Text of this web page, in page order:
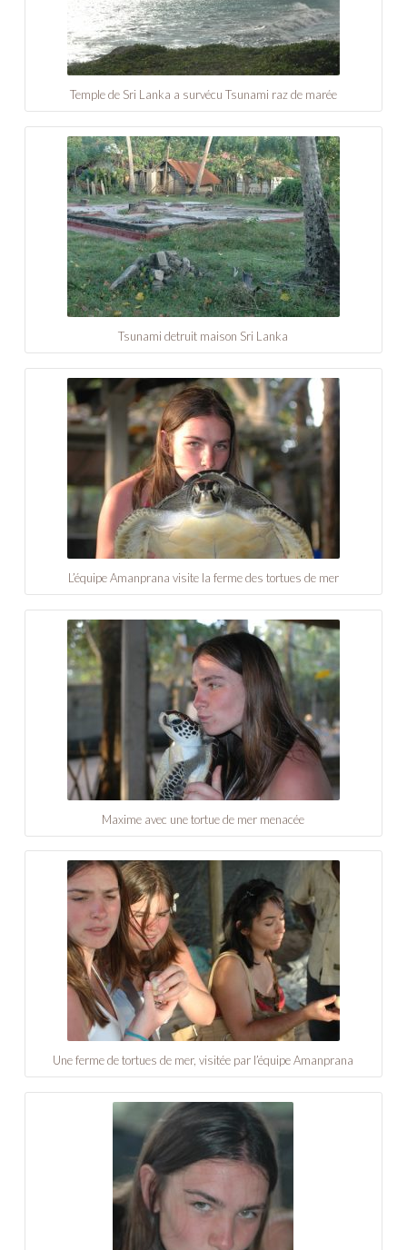
Temple de Sri Lanka a survécu Tsunami raz de marée
Tsunami detruit maison Sri Lanka
L’équipe Amanprana visite la ferme des tortues de mer
Maxime avec une tortue de mer menacée
Une ferme de tortues de mer, visitée par l’équipe Amanprana